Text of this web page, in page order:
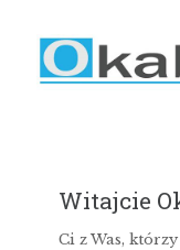
Witajcie
Ci z Was,